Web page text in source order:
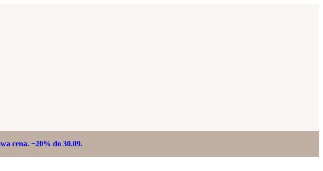
cena. −20% do 30.09.